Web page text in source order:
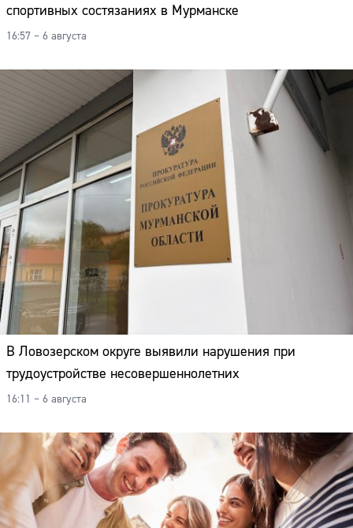
спортивных состязаниях в Мурманске
16:57 – 6 августа
В Ловозерском округе выявили нарушения при
трудоустройстве несовершеннолетних
16:11 – 6 августа